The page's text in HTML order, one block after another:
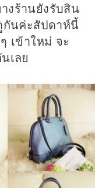
งร้านยังรับสิน
กันค่ะสัปดาห์นี้
เข้าใหม่ จะ
เลย